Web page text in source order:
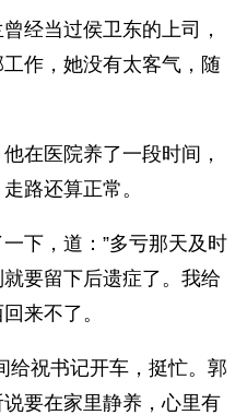
经当过侯卫东的上司，
作，她没有太客气，随
在医院养了一段时间，
路还算正常。
下，道：”多亏那天及时
要留下后遗症了。我给
来不了。
给祝书记开车，挺忙。郭
要在家里静养，心里有